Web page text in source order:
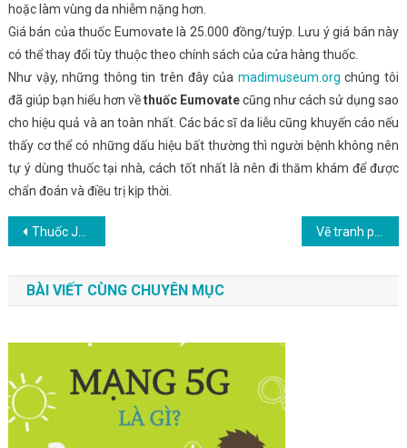
hoặc làm vùng da nhiễm nặng hơn.
Giá bán của thuốc Eumovate là 25.000 đồng/tuýp. Lưu ý giá bán này
có thể thay đổi tùy thuộc theo chính sách của cửa hàng thuốc.
Như vậy, những thông tin trên đây của madimuseum.org chúng tôi
đã giúp bạn hiểu hơn vềthuốc Eumovatecũng như cách sử dụng sao
cho hiệu quả và an toàn nhất. Các bác sĩ da liễu cũng khuyến cáo nếu
thấy cơ thể có những dấu hiệu bất thường thì người bệnh không nên
tự ý dùng thuốc tại nhà, cách tốt nhất là nên đi thăm khám để được
chẩn đoán và điều trị kịp thời.
Điều hướng bài viết
Thuốc Jet là gì? Giá bán bao nhiêu, sử dụng có tốt không?
BÀI VIẾT CÙNG CHUYÊN MỤC